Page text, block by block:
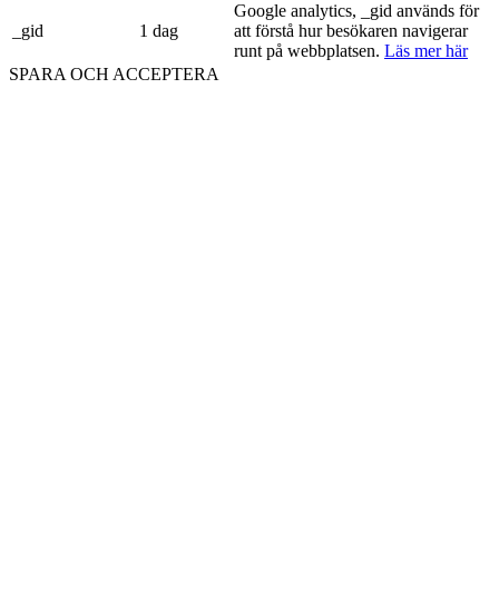
_gid 1 dag
Google analytics, _gid används för
att förstå hur besökaren navigerar
runt på webbplatsen. Läs mer här
SPARA OCH ACCEPTERA